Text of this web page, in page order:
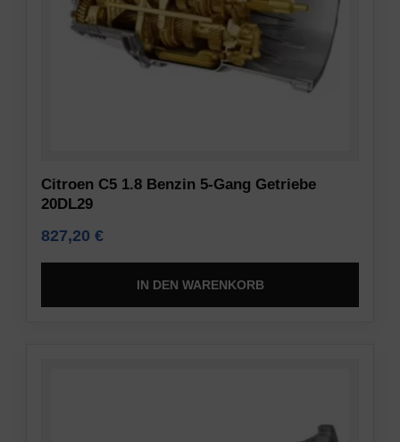
Citroen C5 1.8 Benzin 5-Gang Getriebe
20DL29
827,20 €
IN DEN WARENKORB